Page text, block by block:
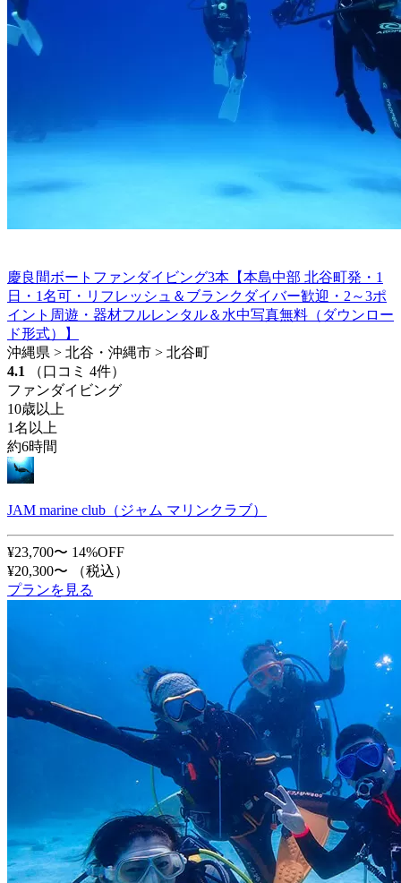
慶良間ボートファンダイビング3本【本島中部 北谷町発・1
日・1名可・リフレッシュ＆ブランクダイバー歓迎・2～3ポ
イント周遊・器材フルレンタル＆水中写真無料（ダウンロー
ド形式）】
沖縄県 > 北谷・沖縄市 > 北谷町
4.1
（口コミ 4件）
ファンダイビング
10歳以上
1名以上
約6時間
JAM marine club（ジャム マリンクラブ）
¥23,700〜 14%OFF
¥20,300〜
（税込）
プランを見る